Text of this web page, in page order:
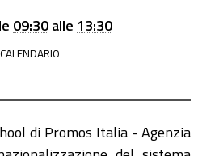
news/fiscalita-
09:30 alle 13:30
di Promos Italia - Agenzia